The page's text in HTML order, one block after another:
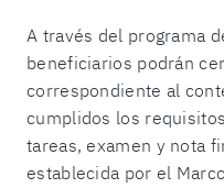
A través del programa
beneficiarios podrán
correspondiente al
cumplidos los
tareas, examen y nota
establecida por el